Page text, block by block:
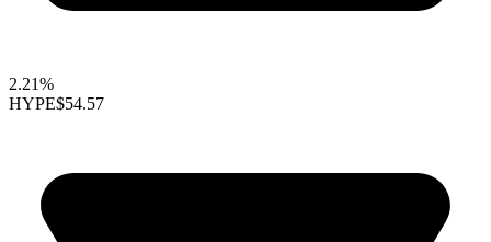
2.21%
HYPE$54.57